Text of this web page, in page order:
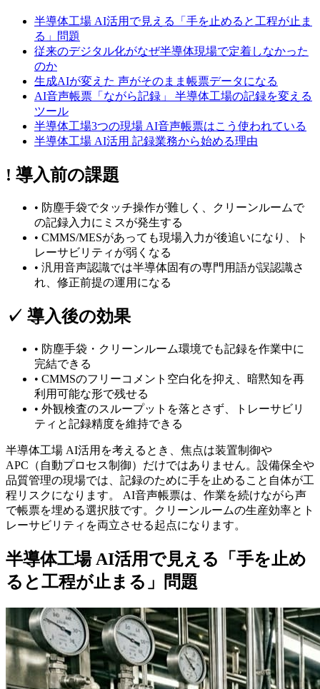
半導体工場 AI活用で見える 「手を 止めると 工程が止ま
る」
問題
従来のデジタル化がなぜ半導体現場で定着しなかった
のか
生成AIが変えた 声がそのまま 帳票データになる
AI音声帳票 「ながら記録」 半導体工場の記録を変える
ツール
半導体工場3つの現場 AI音声帳票はこう 使われている
半導体工場 AI活用 記録業務から始める理由
! 導入前の課題
• 防塵手袋でタッチ操作が難しく、
クリーンルームで
の記録入力に ミスが発生する
• CMMS/MESがあっても現場入力が後追いになり、
ト
レーサビリティが弱くなる
• 汎用音声認識では半導体固有の専門用語が誤認識さ
れ、 修正前提の運用になる
✓ 導入後の効果
• 防塵手袋・クリーンルーム環境でも記録を作業中に
完結できる
• CMMSのフリーコメント 空白化を抑え、 暗黙知を再
利用可能な形で残せる
• 外観検査のスループットを落と さず、
トレーサビリ
ティと記録精度を維持できる
半導体工場 AI活用を考えるとき、焦点は装置制御や
APC（自動プロセス制御）だけではありません。設備保全や
品質管理の現場では、記録のために手を止めること自体が工
程リスクになります。 AI音声帳票は、作業を続けながら声
で帳票を埋める選択肢です。クリーンルームの生産効率とト
レーサビリティを両立させる起点になります。
半導体工場 AI活用で見える「手を止め
ると工程が止まる」問題